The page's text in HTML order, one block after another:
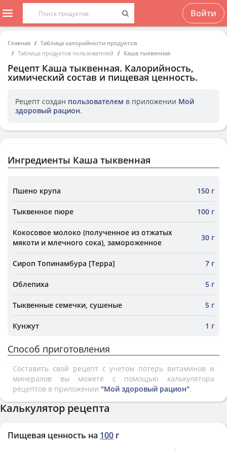
Войти
Главная
Таблица калорийности продуктов
Таблица продуктов пользователей
Каша тыквенная
Рецепт Каша тыквенная. Калорийность,
химический состав и пищевая ценность.
Рецепт создан пользователем в приложении Мой
здоровый рацион.
Ингредиенты Каша тыквенная
Пшено крупа 150 г
Тыквенное пюре 100 г
Кокосовое молоко (полученное из отжатых
мякоти и млечного сока), замороженное
30 г
Сироп Топинамбура [Терра] 7 г
Облепиха 5 г
Тыквенные семечки, сушеные 5 г
Кунжут 1 г
Способ приготовления
Составить свой рецепт с учетом потерь витаминов и
минералов вы можете с помощью калькулятора
рецептов в приложении "Мой здоровый рацион".
Калькулятор рецепта
Пищевая ценность на 100 г